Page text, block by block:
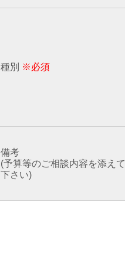
種別 ※必須
備考
(予算等のご相談内容を添えて
下さい)